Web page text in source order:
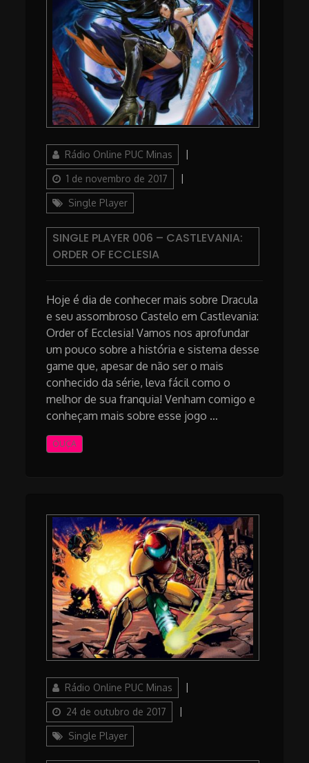
AuthorRádio Online PUC Minas
1 de novembro de 2017
Single Player
SINGLE PLAYER 006 – CASTLEVANIA:
ORDER OF ECCLESIA
Hoje é dia de conhecer mais sobre Dracula
e seu assombroso Castelo em Castlevania:
Order of Ecclesia! Vamos nos aprofundar
um pouco sobre a história e sistema desse
game que, apesar de não ser o mais
conhecido da série, leva fácil como o
melhor de sua franquia! Venham comigo e
conheçam mais sobre esse jogo …
OUÇA
AuthorRádio Online PUC Minas
24 de outubro de 2017
Single Player